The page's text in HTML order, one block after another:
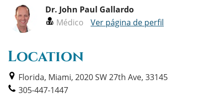
Dr. John Paul Gallardo
Médico
Ver página de perfil
Location
Florida, Miami, 2020 SW 27th Ave, 33145
305-447-1447